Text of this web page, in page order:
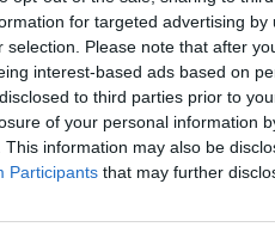
for targeted advertising
selection. Please note that after
interest-based ads based on
to third parties prior to
of your personal information
This information may also be
Participants that may further